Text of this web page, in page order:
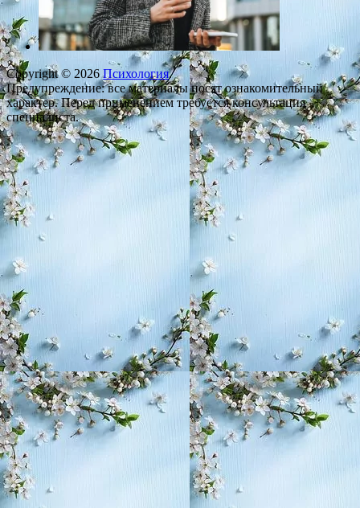
Copyright © 2026Психология.
Предупреждение: все материалы носят ознакомительный
характер. Перед применением требуется консультация
специалиста.